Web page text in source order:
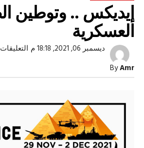
إيديكس .. وتوطين
العسكرية
ByAmr
ديسمبر 06, 2021, 18:18 م التعليقاتعلى